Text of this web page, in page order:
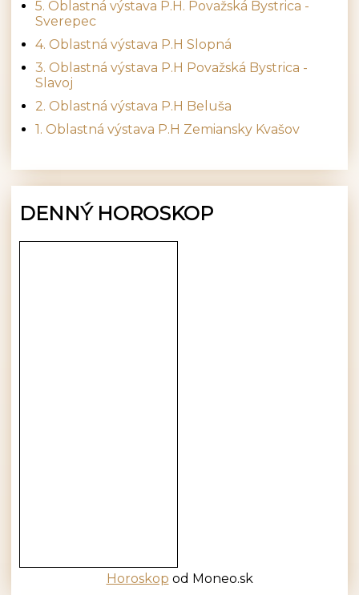
5. Oblastná výstava P.H. Považská Bystrica -
Sverepec
4. Oblastná výstava P.H Slopná
3. Oblastná výstava P.H Považská Bystrica -
Slavoj
2. Oblastná výstava P.H Beluša
1. Oblastná výstava P.H Zemiansky Kvašov
DENNÝ HOROSKOP
Horoskop od Moneo.sk